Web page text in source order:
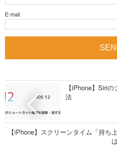
E-mail
【iPhone】Siri
法
【iPhone】スクリーンタイム「持ち